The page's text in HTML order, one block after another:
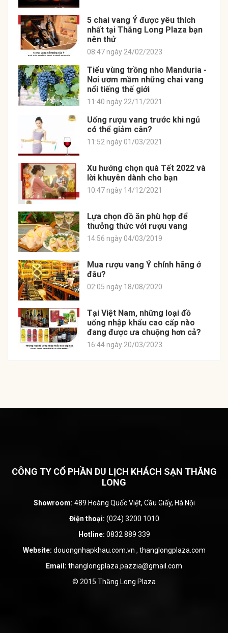
5 chai vang Ý được yêu thích
nhất tại Thăng Long Plaza bạn
nên thử
08:47 ngày 24/02/2023
Tiểu vùng trồng nho Manduria -
Nơi ươm mầm những chai vang
nổi tiếng thế giới
11:40 ngày 22/11/2021
Uống rượu vang trước khi ngủ
có thể giảm cân?
11:52 ngày 01/03/2021
Xu hướng chọn quà Tết 2022 và
lời khuyên dành cho bạn
10:47 ngày 14/12/2021
Lựa chọn đồ ăn phù hợp để
thưởng thức với rượu vang
14:56 ngày 04/03/2019
Mua rượu vang Ý chính hãng ở
đâu?
02:05 ngày 18/08/2020
Tại Việt Nam, những loại đồ
uống nhập khẩu cao cấp nào
đang được ưa chuộng hơn cả?
16:44 ngày 20/03/2023
CÔNG TY CỔ PHẦN DU LỊCH KHÁCH SẠN THĂNG
LONG
Showroom: 489 Hoàng Quốc Việt, Cầu Giấy, Hà Nội
Điện thoại: (024) 3200 1010
Hotline: 0832 889 339
Website: douongnhapkhau.com.vn , thanglongplaza.com
Email: thanglongplaza.pazzia@gmail.com
© 2015 Thăng Long Plaza